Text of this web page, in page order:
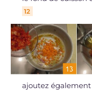
12
ajoutez également